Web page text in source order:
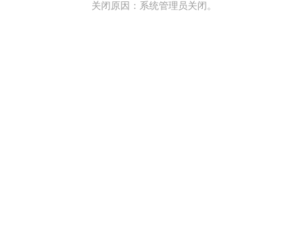
关闭原因：系统管理员关闭。